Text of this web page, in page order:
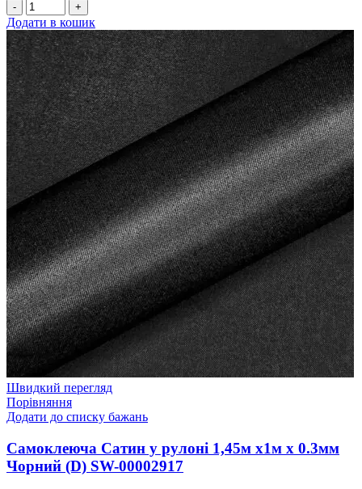
- +
Додати в кошик
Швидкий перегляд
Порівняння
Додати до списку бажань
Самоклеюча Сатин у рулоні 1,45м х1м х 0.3мм
Чорний (D) SW-00002917